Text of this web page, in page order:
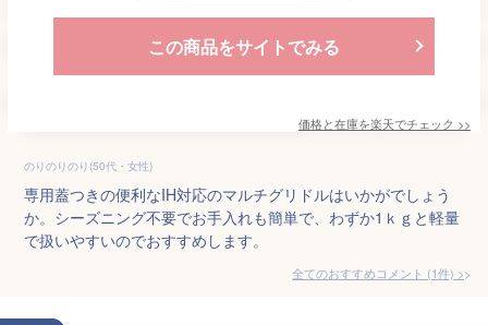
この商品をサイトでみる
価格と在庫を楽天でチェック >>
のりのりのり(50代・女性)
専用蓋つきの便利なIH対応のマルチグリドルはいかがでしょう
か。シーズニング不要でお手入れも簡単で、わずか1ｋｇと軽量
で扱いやすいのでおすすめします。
全てのおすすめコメント (1件) >